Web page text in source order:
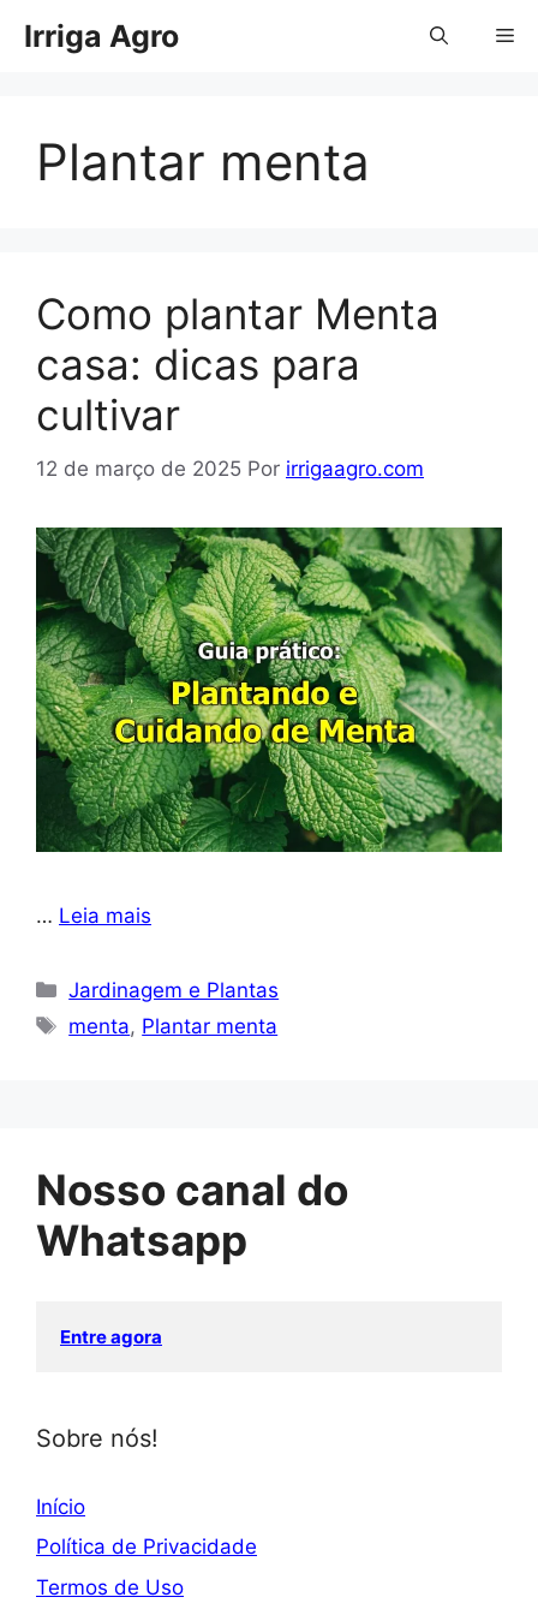
paraIrriga Agro
Plantar menta
Como plantar Menta
casa: dicas para
cultivar
12 de março de 2025 Por irrigaagro.com
… Leia mais
Categorias
Jardinagem e Plantas
Tags
menta, Plantar menta
Nosso canal do
Whatsapp
Entre agora
Sobre nós!
Início
Política de Privacidade
Termos de Uso